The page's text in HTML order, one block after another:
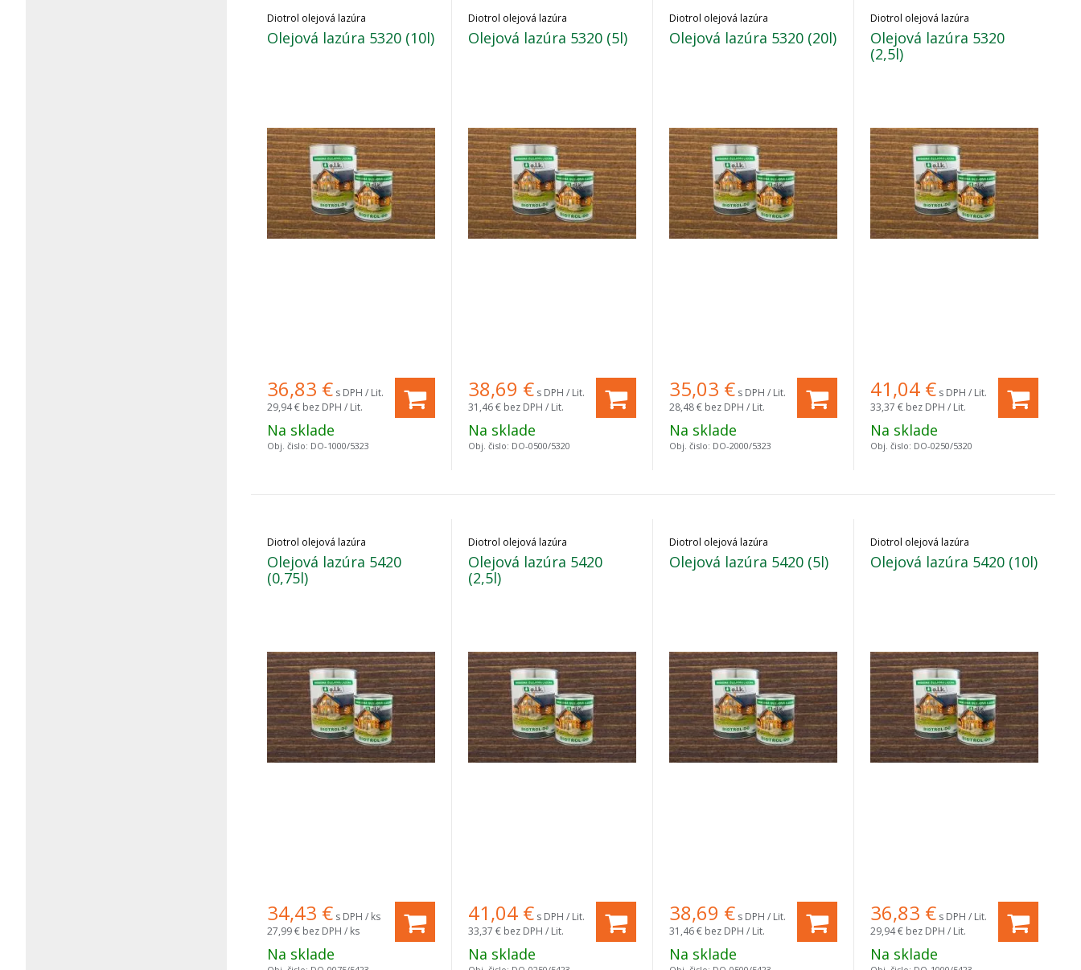
Diotrol olejová lazúra
Olejová lazúra 5320 (10l)
36,83 € s DPH / Lit.
29,94 € bez DPH / Lit.
Na sklade
Obj. čislo: DO-1000/5323
Diotrol olejová lazúra
Olejová lazúra 5320 (5l)
38,69 € s DPH / Lit.
31,46 € bez DPH / Lit.
Na sklade
Obj. čislo: DO-0500/5320
Diotrol olejová lazúra
Olejová lazúra 5320 (20l)
35,03 € s DPH / Lit.
28,48 € bez DPH / Lit.
Na sklade
Obj. čislo: DO-2000/5323
Diotrol olejová lazúra
Olejová lazúra 5320
(2,5l)
41,04 € s DPH / Lit.
33,37 € bez DPH / Lit.
Na sklade
Obj. čislo: DO-0250/5320
Diotrol olejová lazúra
Olejová lazúra 5420
(0,75l)
34,43 € s DPH / ks
27,99 € bez DPH / ks
Na sklade
Diotrol olejová lazúra
Olejová lazúra 5420
(2,5l)
41,04 € s DPH / Lit.
33,37 € bez DPH / Lit.
Na sklade
Diotrol olejová lazúra
Olejová lazúra 5420 (5l)
38,69 € s DPH / Lit.
31,46 € bez DPH / Lit.
Na sklade
Diotrol olejová lazúra
Olejová lazúra 5420 (10l)
36,83 € s DPH / Lit.
29,94 € bez DPH / Lit.
Na sklade